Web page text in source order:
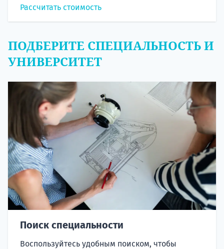
Рассчитать стоимость
ПОДБЕРИТЕ СПЕЦИАЛЬНОСТЬ И
УНИВЕРСИТЕТ
Поиск специальности
Воспользуйтесь удобным поиском, чтобы